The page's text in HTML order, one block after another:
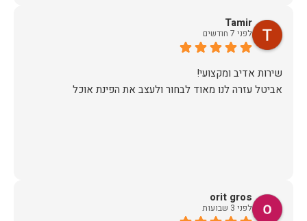
Tamir
לפני 7 חודשים
אביטל עזרה לנו מאוד לבחור ולעצב את הפינת אוכל
orit gros
לפני 3 שבועות